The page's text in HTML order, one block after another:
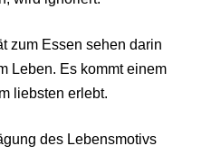
zum Essen sehen darin
Leben. Es kommt einem
liebsten erlebt.
des Lebensmotivs